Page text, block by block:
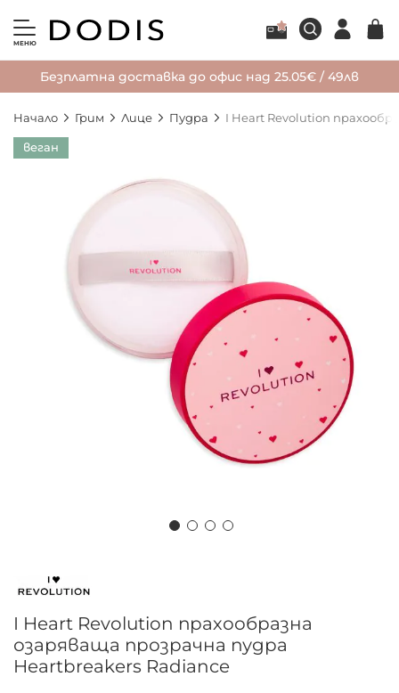
МЕНЮ
Безплатна доставка до офис над 25.05€ / 49лв
Начало Грим Лице Пудра I Heart Revolution
веган
Преминете
галерията
началото
галерия
със
снимки
I Heart Revolution прахообразна
озаряваща прозрачна пудра
Heartbreakers Radiance